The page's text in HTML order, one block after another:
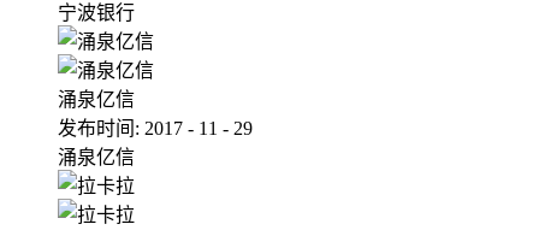
宁波银行
涌泉亿信
发布时间: 2017 - 11 - 29
涌泉亿信